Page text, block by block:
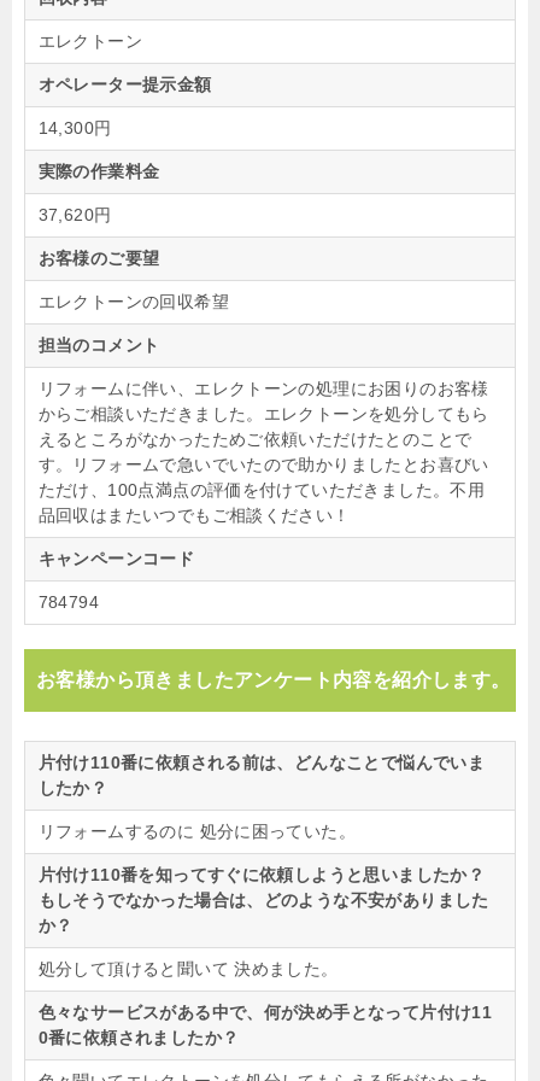
エレクトーン
オペレーター提示金額
14,300円
実際の作業料金
37,620円
お客様のご要望
エレクトーンの回収希望
担当のコメント
リフォームに伴い、エレクトーンの処理にお困りのお客様
からご相談いただきました。エレクトーンを処分してもら
えるところがなかったためご依頼いただけたとのことで
す。リフォームで急いでいたので助かりましたとお喜びい
ただけ、100点満点の評価を付けていただきました。不用
品回収はまたいつでもご相談ください！
キャンペーンコード
784794
お客様から頂きましたアンケート内容を紹介します。
片付け110番に依頼される前は、どんなことで悩んでいま
したか？
リフォームするのに 処分に困っていた。
片付け110番を知ってすぐに依頼しようと思いましたか？
もしそうでなかった場合は、どのような不安がありました
か？
処分して頂けると聞いて 決めました。
色々なサービスがある中で、何が決め手となって片付け11
0番に依頼されましたか？